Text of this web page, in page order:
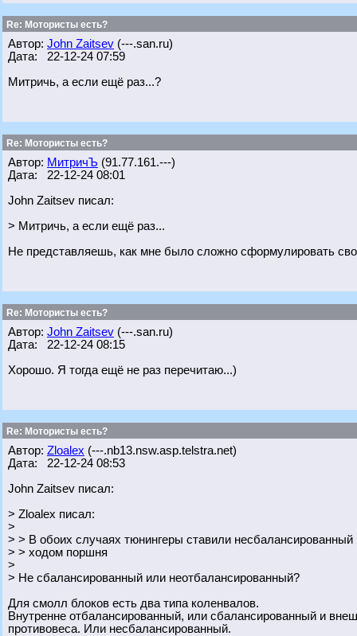
Re: Мотористы есть?
Автор: John Zaitsev (---.san.ru)
Дата: 22-12-24 07:59
Митричь, а если ещё раз...?
Re: Мотористы есть?
Автор: МитричЪ (91.77.161.---)
Дата: 22-12-24 08:01
John Zaitsev писал:
> Митричь, а если ещё раз...
Не представляешь, как мне было сложно сформулировать
Re: Мотористы есть?
Автор: John Zaitsev (---.san.ru)
Дата: 22-12-24 08:15
Хорошо. Я тогда ещё не раз перечитаю...)
Re: Мотористы есть?
Автор: Zloalex (---.nb13.nsw.asp.telstra.net)
Дата: 22-12-24 08:53
John Zaitsev писал:
> Zloalex писал:
>
> > В обоих случаях тюнингеры ставили
> > ходом поршня
>
> Не сбалансированный или неотбалансированный?
Для смолл блоков есть два типа коленвалов.
Внутренне отбалансированный, или сбалансированный и
противовеса. Или несбалансированный.